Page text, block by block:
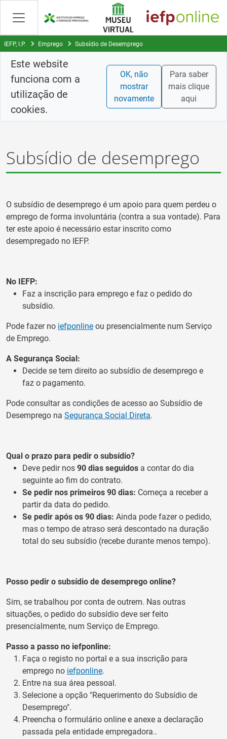
Saltar
para
conteúdo
principal
IEFP, I.P. Emprego Subsídio de Desemprego
Este website
funciona com a
utilização de
cookies.
OK, não
mostrar
novamente
Para saber
mais clique
aqui
Subsídio de desemprego
O subsídio de desemprego é um apoio para quem perdeu o
emprego de forma involuntária (contra a sua vontade). Para
ter este apoio é necessário estar inscrito como
desempregado no IEFP.
No IEFP:
Faz a inscrição para emprego e faz o pedido do
subsídio.
Pode fazer no iefponline ou presencialmente num Serviço
de Emprego.
A Segurança Social:
Decide se tem direito ao subsídio de desemprego e
faz o pagamento.
Pode consultar as condições de acesso ao Subsídio de
Desemprego na Segurança Social Direta.
Qual o prazo para pedir o subsídio?
Deve pedir nos 90 dias seguidos a contar do dia
seguinte ao fim do contrato.
Se pedir nos primeiros 90 dias: Começa a receber a
partir da data do pedido.
Se pedir após os 90 dias: Ainda pode fazer o pedido,
mas o tempo de atraso será descontado na duração
total do seu subsídio (recebe durante menos tempo).
Posso pedir o subsídio de desemprego online?
Sim, se trabalhou por conta de outrem. Nas outras
situações, o pedido do subsídio deve ser feito
presencialmente, num Serviço de Emprego.
Passo a passo no iefponline:
Faça o registo no portal e a sua inscrição para
emprego no iefponline.
Entre na sua área pessoal.
Selecione a opção "Requerimento do Subsídio de
Desemprego".
Preencha o formulário online e anexe a declaração
passada pela entidade empregadora..